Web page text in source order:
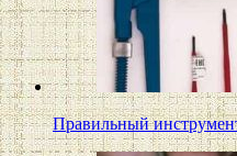
Правильный